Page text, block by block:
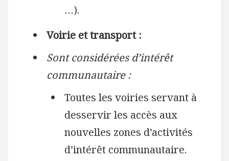
…).
Voirie et transport :
Sont considérées d’intérêt
communautaire :
Toutes les voiries servant à
desservir les accès aux
nouvelles zones d’activités
d’intérêt communautaire.